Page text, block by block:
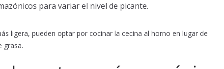
para variar el nivel de picante.
ligera, pueden optar por cocinar la cecina al horno en lugar de
grasa.